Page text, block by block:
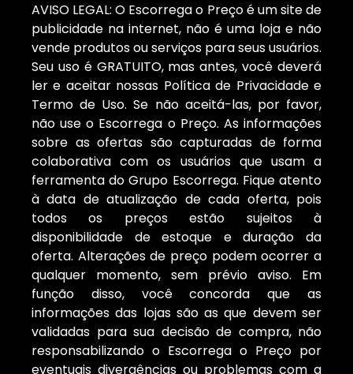
AVISO LEGAL: O Escorrega o Preço é um site de
publicidade na internet, não é uma loja e não
vende produtos ou serviços para seus usuários.
Seu uso é GRATUITO, mas antes, você deverá
ler e aceitar nossas Política de Privacidade e
Termo de Uso. Se não aceitá-las, por favor,
não use o Escorrega o Preço. As informações
sobre as ofertas são capturadas de forma
colaborativa com os usuários que usam a
ferramenta do Grupo Escorrega. Fique atento
à data de atualização de cada oferta, pois
todos os preços estão sujeitos à
disponibilidade de estoque e duração da
oferta. Alterações de preço podem ocorrer a
qualquer momento, sem prévio aviso. Em
função disso, você concorda que as
informações das lojas são as que devem ser
validadas para sua decisão de compra, não
responsabilizando o Escorrega o Preço por
eventuais divergências ou problemas com a